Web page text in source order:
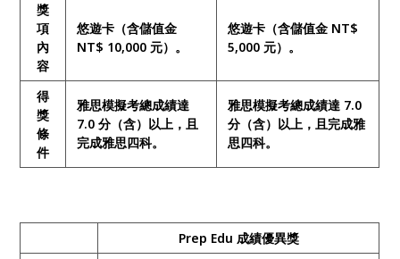
獎
項
內
容
悠遊卡（含儲值金
NT$ 10,000 元）。
悠遊卡（含儲值金 NT$
5,000 元）。
得
獎
條
件
雅思模擬考總成績達
7.0 分（含）以上，且
完成雅思四科。
雅思模擬考總成績達 7.0
分（含）以上，且完成雅
思四科。
Prep Edu 成績優異獎